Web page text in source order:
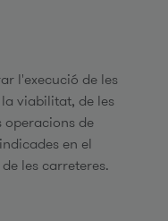
l'execució de les
viabilitat, de les
operacions de
en el
les carreteres.